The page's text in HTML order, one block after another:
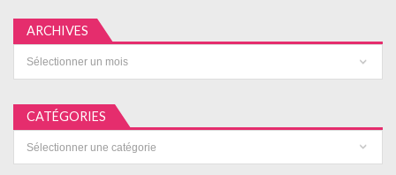
ARCHIVES
CATÉGORIES